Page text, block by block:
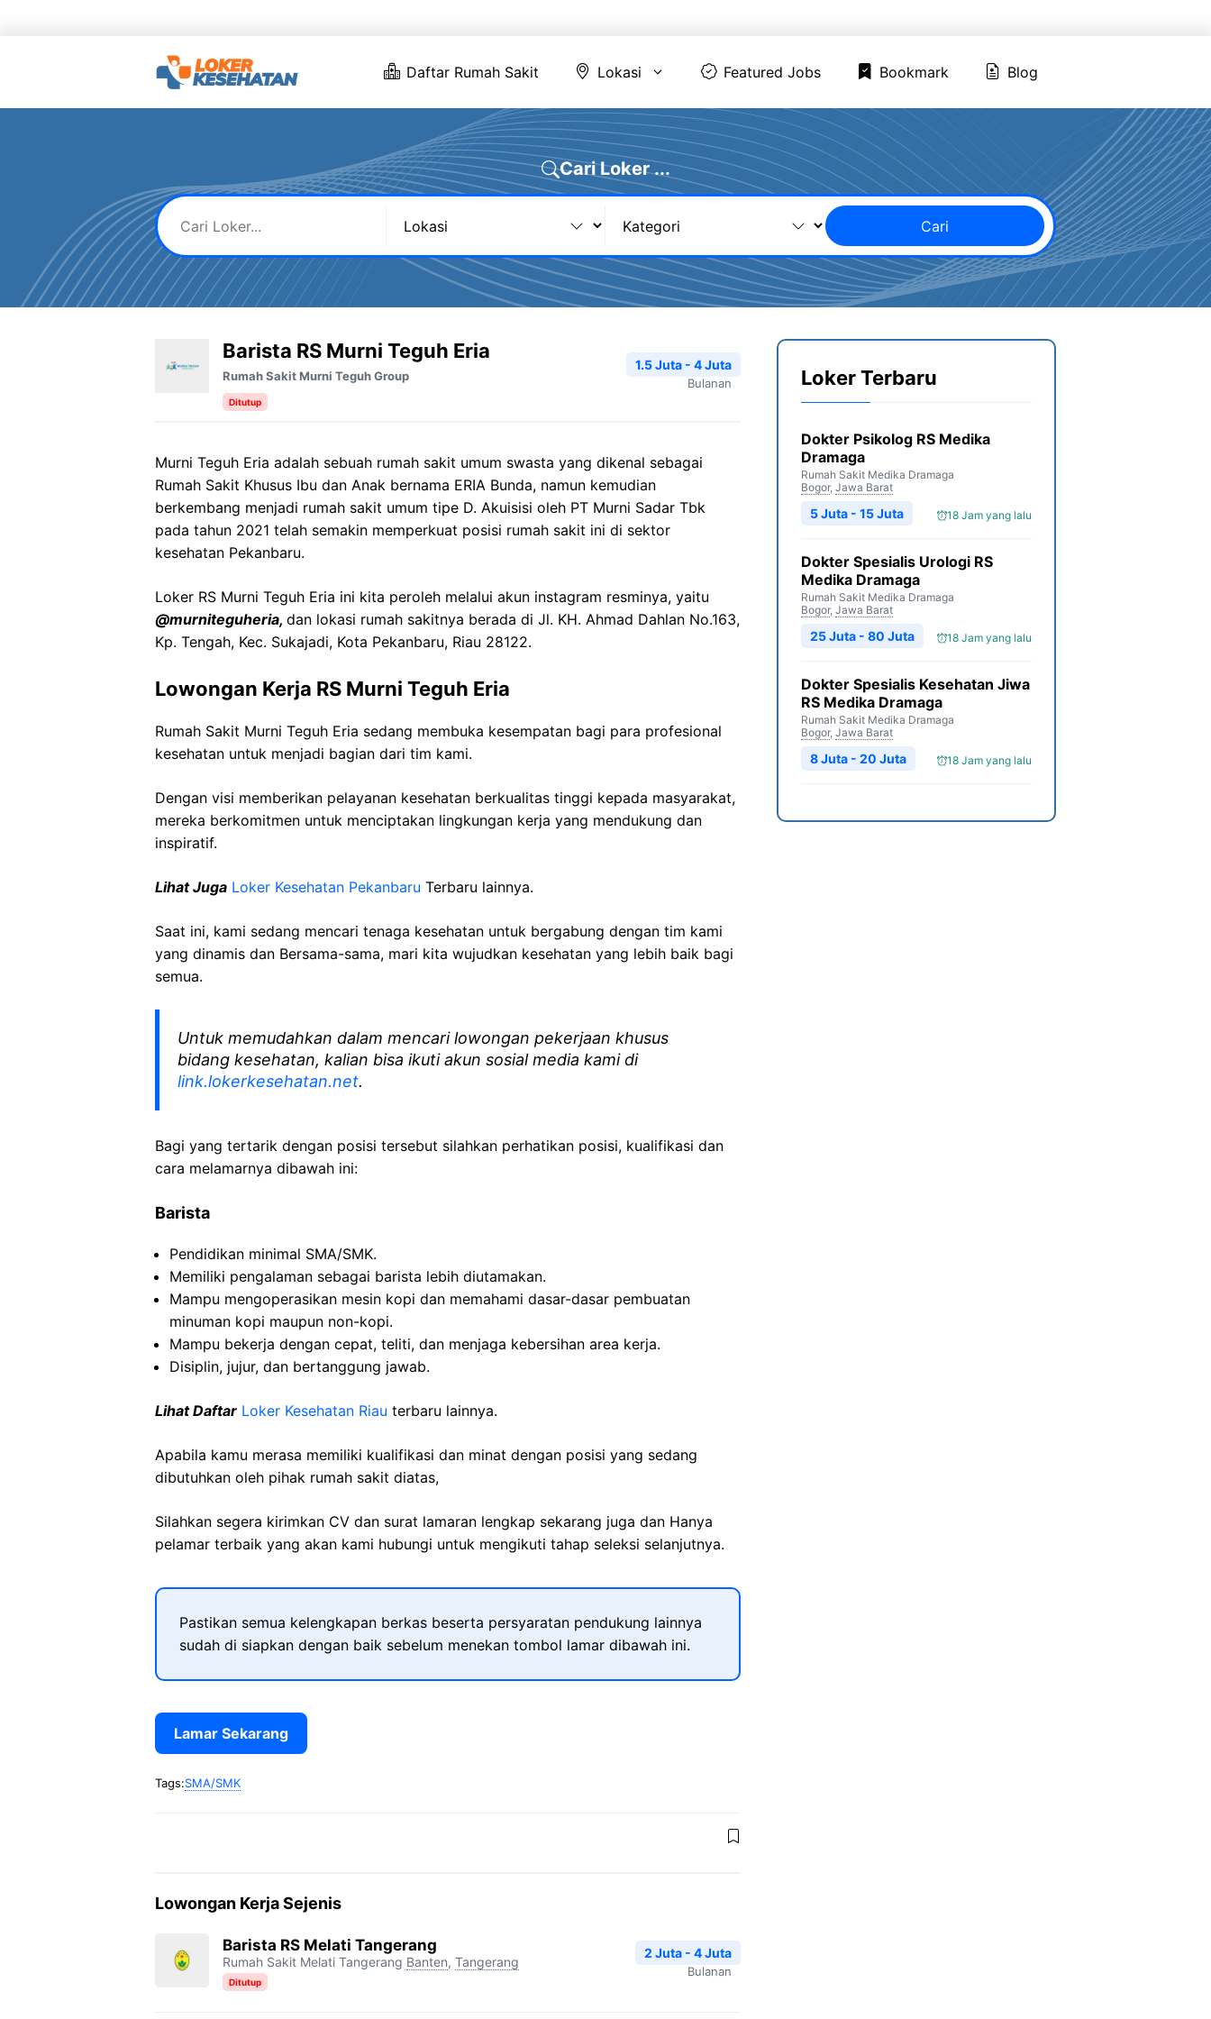
Daftar Rumah Sakit Lokasi Featured Jobs Bookmark Blog
Cari Loker ...
Cari
Barista RS Murni Teguh Eria
Rumah Sakit Murni Teguh Group
Ditutup
1.5 Juta - 4 Juta
Bulanan
Murni Teguh Eria adalah sebuah rumah sakit umum swasta yang dikenal sebagai
Rumah Sakit Khusus Ibu dan Anak bernama ERIA Bunda, namun kemudian
berkembang menjadi rumah sakit umum tipe D. Akuisisi oleh PT Murni Sadar Tbk
pada tahun 2021 telah semakin memperkuat posisi rumah sakit ini di sektor
kesehatan Pekanbaru.
Loker RS Murni Teguh Eria ini kita peroleh melalui akun instagram resminya, yaitu
@murniteguheria, dan lokasi rumah sakitnya berada di Jl. KH. Ahmad Dahlan No.163,
Kp. Tengah, Kec. Sukajadi, Kota Pekanbaru, Riau 28122.
Lowongan Kerja RS Murni Teguh Eria
Rumah Sakit Murni Teguh Eria sedang membuka kesempatan bagi para profesional
kesehatan untuk menjadi bagian dari tim kami.
Dengan visi memberikan pelayanan kesehatan berkualitas tinggi kepada masyarakat,
mereka berkomitmen untuk menciptakan lingkungan kerja yang mendukung dan
inspiratif.
Lihat Juga Loker Kesehatan Pekanbaru Terbaru lainnya.
Saat ini, kami sedang mencari tenaga kesehatan untuk bergabung dengan tim kami
yang dinamis dan Bersama-sama, mari kita wujudkan kesehatan yang lebih baik bagi
semua.
Untuk memudahkan dalam mencari lowongan pekerjaan khusus
bidang kesehatan, kalian bisa ikuti akun sosial media kami di
link.lokerkesehatan.net.
Bagi yang tertarik dengan posisi tersebut silahkan perhatikan posisi, kualifikasi dan
cara melamarnya dibawah ini:
Barista
Pendidikan minimal SMA/SMK.
Memiliki pengalaman sebagai barista lebih diutamakan.
Mampu mengoperasikan mesin kopi dan memahami dasar-dasar pembuatan
minuman kopi maupun non-kopi.
Mampu bekerja dengan cepat, teliti, dan menjaga kebersihan area kerja.
Disiplin, jujur, dan bertanggung jawab.
Lihat Daftar Loker Kesehatan Riau terbaru lainnya.
Apabila kamu merasa memiliki kualifikasi dan minat dengan posisi yang sedang
dibutuhkan oleh pihak rumah sakit diatas,
Silahkan segera kirimkan CV dan surat lamaran lengkap sekarang juga dan Hanya
pelamar terbaik yang akan kami hubungi untuk mengikuti tahap seleksi selanjutnya.
Pastikan semua kelengkapan berkas beserta persyaratan pendukung lainnya
sudah di siapkan dengan baik sebelum menekan tombol lamar dibawah ini.
Lamar Sekarang
Tags:SMA/SMK
Lowongan Kerja Sejenis
Barista RS Melati Tangerang
Rumah Sakit Melati Tangerang Banten, Tangerang
Ditutup
2 Juta - 4 Juta
Bulanan
Loker Terbaru
Dokter Psikolog RS Medika
Dramaga
Rumah Sakit Medika Dramaga
Bogor, Jawa Barat
18 Jam yang lalu
5 Juta - 15 Juta
Dokter Spesialis Urologi RS
Medika Dramaga
Rumah Sakit Medika Dramaga
Bogor, Jawa Barat
18 Jam yang lalu
25 Juta - 80 Juta
Dokter Spesialis Kesehatan Jiwa
RS Medika Dramaga
Rumah Sakit Medika Dramaga
Bogor, Jawa Barat
18 Jam yang lalu
8 Juta - 20 Juta